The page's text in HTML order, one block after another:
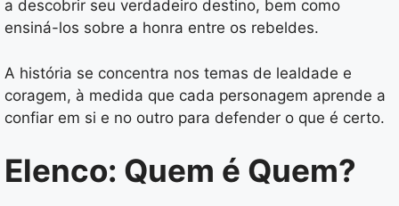
a descobrir seu verdadeiro destino, bem como
ensiná-los sobre a honra entre os rebeldes.
A história se concentra nos temas de lealdade e
coragem, à medida que cada personagem aprende a
confiar em si e no outro para defender o que é certo.
Elenco: Quem é Quem?